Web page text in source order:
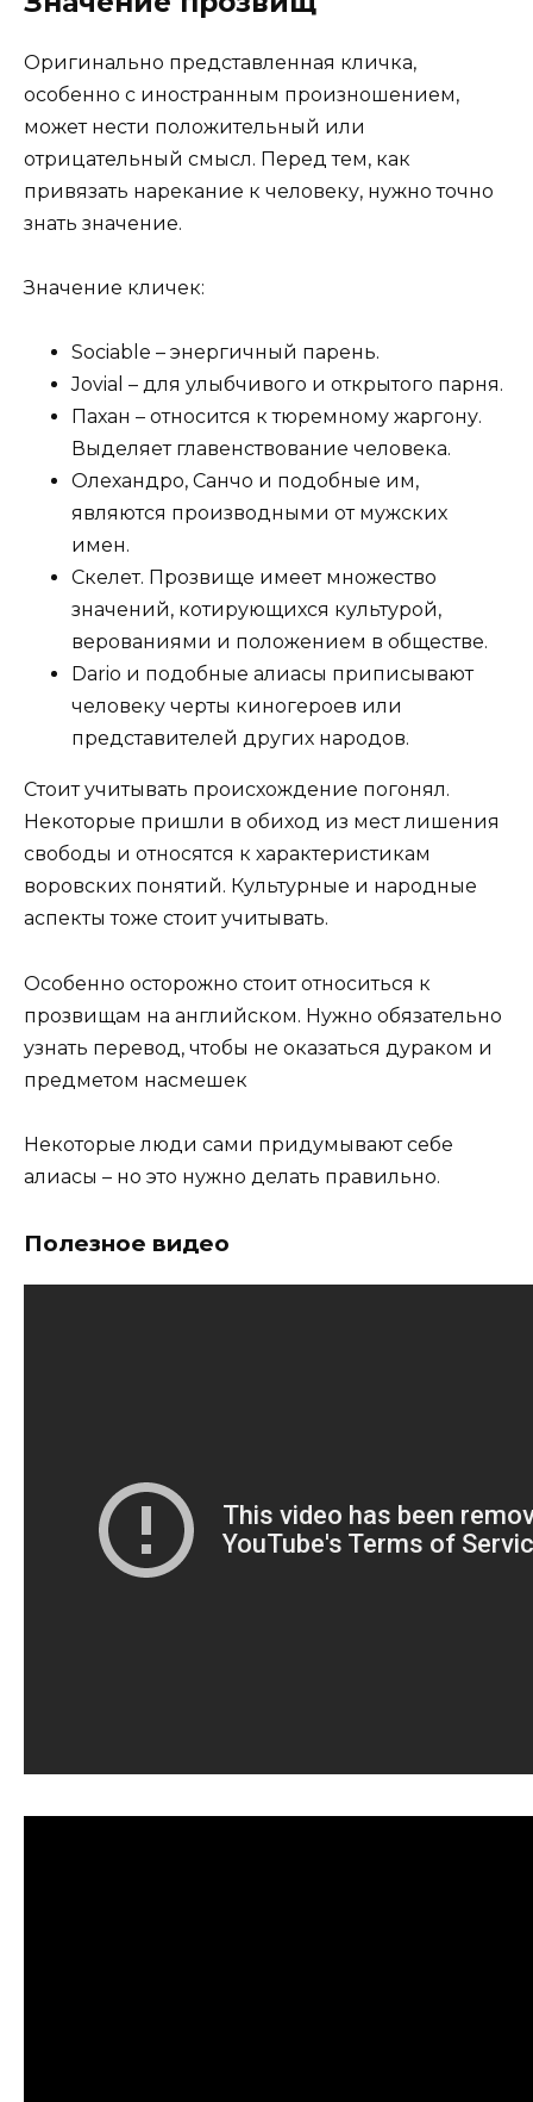
Оригинально представленная кличка,
особенно с иностранным произношением,
может нести положительный или
отрицательный смысл. Перед тем, как
привязать нарекание к человеку, нужно точно
знать значение.
Значение кличек:
Sociable – энергичный парень.
Jovial – для улыбчивого и открытого парня.
Пахан – относится к тюремному жаргону.
Выделяет главенствование человека.
Олехандро, Санчо и подобные им,
являются производными от мужских
имен.
Скелет. Прозвище имеет множество
значений, котирующихся культурой,
верованиями и положением в обществе.
Dario и подобные алиасы приписывают
человеку черты киногероев или
представителей других народов.
Стоит учитывать происхождение погонял.
Некоторые пришли в обиход из мест лишения
свободы и относятся к характеристикам
воровских понятий. Культурные и народные
аспекты тоже стоит учитывать.
Особенно осторожно стоит относиться к
прозвищам на английском. Нужно обязательно
узнать перевод, чтобы не оказаться дураком и
предметом насмешек
Некоторые люди сами придумывают себе
алиасы – но это нужно делать правильно.
Полезное видео